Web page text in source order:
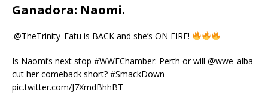
Ganadora: Naomi.
.@TheTrinity_Fatu is BACK and she’s ON FIRE!
Is Naomi’s next stop #WWEChamber: Perth or will @wwe_alba
cut her comeback short? #SmackDown
pic.twitter.com/J7XmdBhhBT